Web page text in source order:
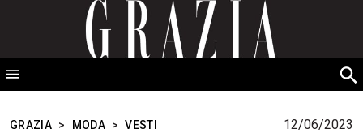
GRAZIA Srbija
GRAZIA > MODA > VESTI 12/06/2023